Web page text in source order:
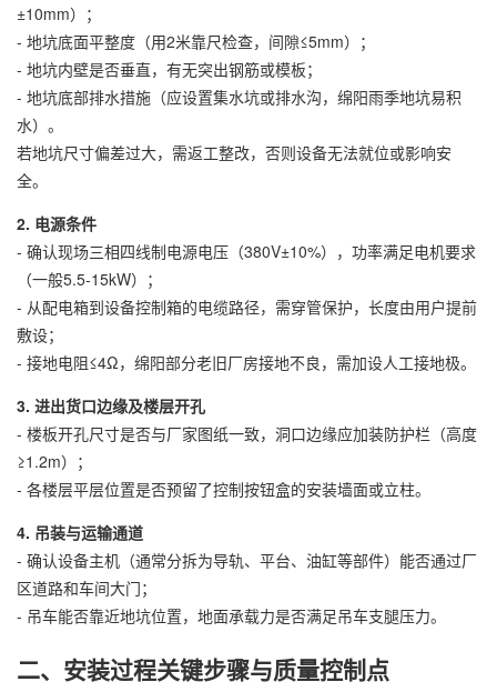
±10mm）；
- 地坑底面平整度（用2米靠尺检查，间隙≤5mm）；
- 地坑内壁是否垂直，有无突出钢筋或模板；
- 地坑底部排水措施（应设置集水坑或排水沟，绵阳雨季地坑易积
水）。
若地坑尺寸偏差过大，需返工整改，否则设备无法就位或影响安
全。
2. 电源条件
- 确认现场三相四线制电源电压（380V±10%），功率满足电机要求
（一般5.5-15kW）；
- 从配电箱到设备控制箱的电缆路径，需穿管保护，长度由用户提前
敷设；
- 接地电阻≤4Ω，绵阳部分老旧厂房接地不良，需加设人工接地极。
3. 进出货口边缘及楼层开孔
- 楼板开孔尺寸是否与厂家图纸一致，洞口边缘应加装防护栏（高度
≥1.2m）；
- 各楼层平层位置是否预留了控制按钮盒的安装墙面或立柱。
4. 吊装与运输通道
- 确认设备主机（通常分拆为导轨、平台、油缸等部件）能否通过厂
区道路和车间大门；
- 吊车能否靠近地坑位置，地面承载力是否满足吊车支腿压力。
二、安装过程关键步骤与质量控制点